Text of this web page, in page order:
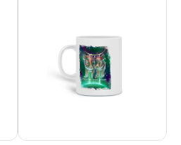
Caneca | Câncer | Animais